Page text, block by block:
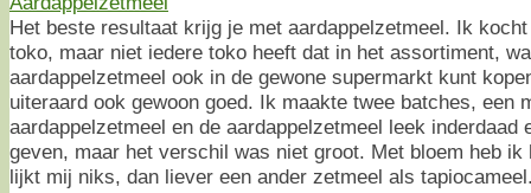
Het beste resultaat krijg je met aardappelzetmeel. Ik
toko, maar niet iedere toko heeft dat in het assortiment,
aardappelzetmeel ook in de gewone supermarkt kunt
uiteraard ook gewoon goed. Ik maakte twee batches, een
aardappelzetmeel en de aardappelzetmeel leek inderdaad
geven, maar het verschil was niet groot. Met bloem heb ik
lijkt mij niks, dan liever een ander zetmeel als